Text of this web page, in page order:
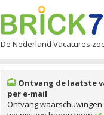
De Nederland Vacatures
Ontvang de laatste
per e-mail
Ontvang